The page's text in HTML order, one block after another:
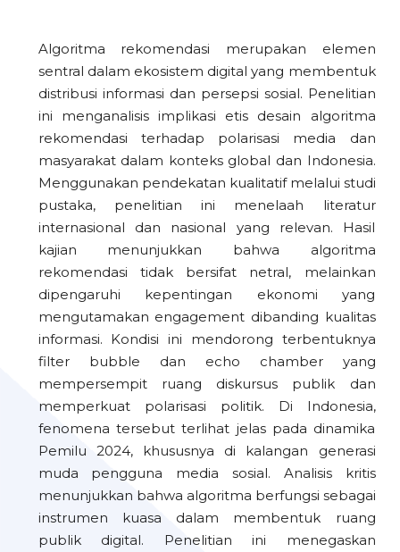
Algoritma rekomendasi merupakan elemen
sentral dalam ekosistem digital yang membentuk
distribusi informasi dan persepsi sosial. Penelitian
ini menganalisis implikasi etis desain algoritma
rekomendasi terhadap polarisasi media dan
masyarakat dalam konteks global dan Indonesia.
Menggunakan pendekatan kualitatif melalui studi
pustaka, penelitian ini menelaah literatur
internasional dan nasional yang relevan. Hasil
kajian menunjukkan bahwa algoritma
rekomendasi tidak bersifat netral, melainkan
dipengaruhi kepentingan ekonomi yang
mengutamakan engagement dibanding kualitas
informasi. Kondisi ini mendorong terbentuknya
filter bubble dan echo chamber yang
mempersempit ruang diskursus publik dan
memperkuat polarisasi politik. Di Indonesia,
fenomena tersebut terlihat jelas pada dinamika
Pemilu 2024, khususnya di kalangan generasi
muda pengguna media sosial. Analisis kritis
menunjukkan bahwa algoritma berfungsi sebagai
instrumen kuasa dalam membentuk ruang
publik digital. Penelitian ini menegaskan